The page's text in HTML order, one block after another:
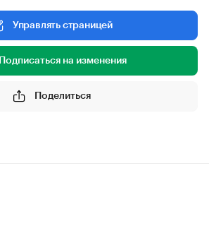
Управлять страницей
Подписаться на изменения
Поделиться